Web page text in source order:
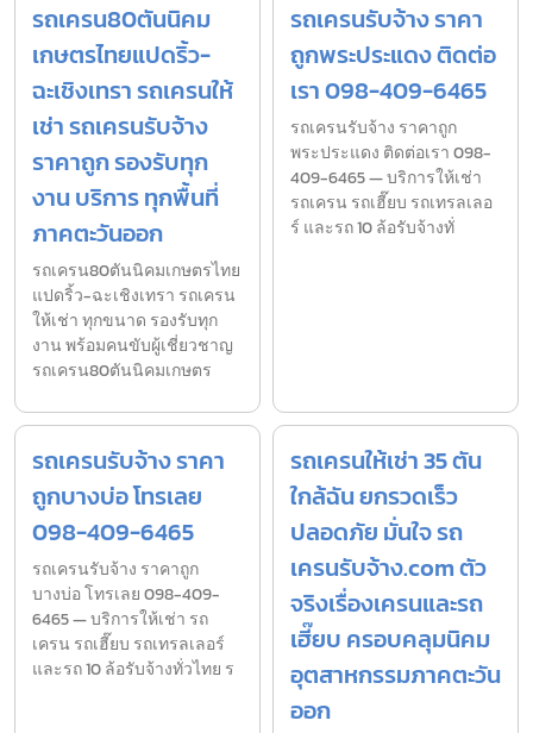
รถเครน80ตันนิคม
เกษตรไทยแปดริ้ว-
ฉะเชิงเทรา รถเครนให้
เช่า รถเครนรับจ้าง
ราคาถูก รองรับทุก
งาน บริการ ทุกพื้นที่
ภาคตะวันออก
รถเครน80ตันนิคมเกษตรไทย
แปดริ้ว-ฉะเชิงเทรา รถเครน
ให้เช่า ทุกขนาด รองรับทุก
งาน พร้อมคนขับผู้เชี่ยวชาญ
รถเครน80ตันนิคมเกษตร
รถเครนรับจ้าง ราคา
ถูกพระประแดง ติดต่อ
เรา 098-409-6465
รถเครนรับจ้าง ราคาถูก
พระประแดง ติดต่อเรา 098-
409-6465 — บริการให้เช่า
รถเครน รถเฮี๊ยบ รถเทรลเลอ
ร์ และรถ 10 ล้อรับจ้างทั่
รถเครนรับจ้าง ราคา
ถูกบางบ่อ โทรเลย
098-409-6465
รถเครนรับจ้าง ราคาถูก
บางบ่อ โทรเลย 098-409-
6465 — บริการให้เช่า รถ
เครน รถเฮี๊ยบ รถเทรลเลอร์
และรถ 10 ล้อรับจ้างทั่วไทย ร
รถเครนให้เช่า 35 ตัน
ใกล้ฉัน ยกรวดเร็ว
ปลอดภัย มั่นใจ รถ
เครนรับจ้าง.com ตัว
จริงเรื่องเครนและรถ
เฮี๊ยบ ครอบคลุมนิคม
อุตสาหกรรมภาคตะวัน
ออก